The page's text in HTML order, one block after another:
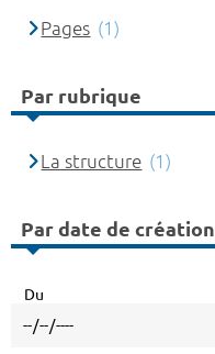
Pages (1)
Par rubrique
La structure (1)
Par date de création
Du